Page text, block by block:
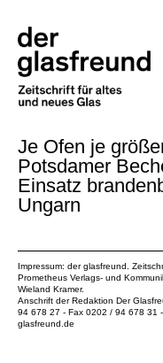
Je Ofen je
Potsdamer
Einsatz
Ungarn
Impressum: der glasfreund.
Prometheus Verlags- und
Wieland Kramer.
Anschrift der Redaktion Der
94 678 27 - Fax 0202 / 94 678 31 -
glasfreund.de